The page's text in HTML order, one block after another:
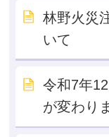
林野火災
いて
令和7年
が変わり